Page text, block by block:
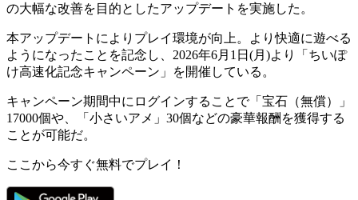
の大幅な改善を目的としたアップデートを実施した。
本アップデートによりプレイ環境が向上。より快適に遊べる
ようになったことを記念し、2026年6月1日(月)より「 ちいぽ
け高速化記念キャンペーン 」を開催している。
キャンペーン期間中にログインすることで「宝石（無償）」
17000個や、 「小さいアメ」30個などの豪華報酬を獲得する
ことが可能だ。
ここから今すぐ無料でプレイ！